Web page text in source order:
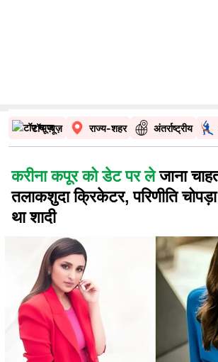
टॉप न्यूज़ राज्य-शहर अंतर्राष्ट्रीय
करीना कपूर को डेट पर लेजाना
तलाकशुदा क्रिकेटर, परिणीति
था शादी